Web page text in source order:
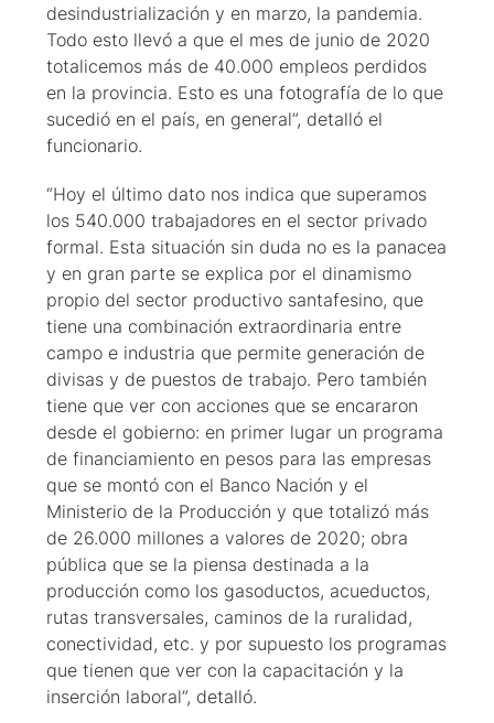
desindustrialización y en marzo, la pandemia.
Todo esto llevó a que el mes de junio de 2020
totalicemos más de 40.000 empleos perdidos
en la provincia. Esto es una fotografía de lo que
sucedió en el país, en general”, detalló el
funcionario.
“Hoy el último dato nos indica que superamos
los 540.000 trabajadores en el sector privado
formal. Esta situación sin duda no es la panacea
y en gran parte se explica por el dinamismo
propio del sector productivo santafesino, que
tiene una combinación extraordinaria entre
campo e industria que permite generación de
divisas y de puestos de trabajo. Pero también
tiene que ver con acciones que se encararon
desde el gobierno: en primer lugar un programa
de financiamiento en pesos para las empresas
que se montó con el Banco Nación y el
Ministerio de la Producción y que totalizó más
de 26.000 millones a valores de 2020; obra
pública que se la piensa destinada a la
producción como los gasoductos, acueductos,
rutas transversales, caminos de la ruralidad,
conectividad, etc. y por supuesto los programas
que tienen que ver con la capacitación y la
inserción laboral”, detalló.